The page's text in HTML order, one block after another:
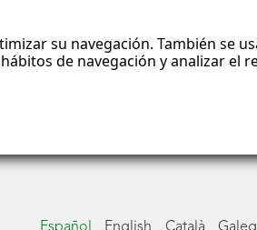
su navegación. También se
de navegación y analizar el